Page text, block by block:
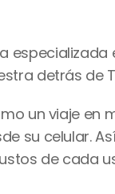
detrás de
un viaje en
su celular.
de cada